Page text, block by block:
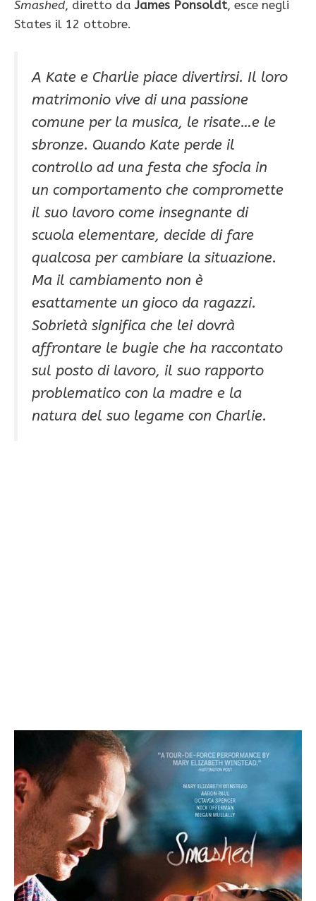
Smashed, diretto da James Ponsoldt, esce negli
States il 12 ottobre.
A Kate e Charlie piace divertirsi. Il loro
matrimonio vive di una passione
comune per la musica, le risate…e le
sbronze. Quando Kate perde il
controllo ad una festa che sfocia in
un comportamento che compromette
il suo lavoro come insegnante di
scuola elementare, decide di fare
qualcosa per cambiare la situazione.
Ma il cambiamento non è
esattamente un gioco da ragazzi.
Sobrietà significa che lei dovrà
affrontare le bugie che ha raccontato
sul posto di lavoro, il suo rapporto
problematico con la madre e la
natura del suo legame con Charlie.